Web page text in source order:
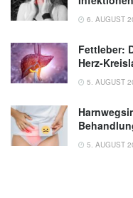
6. AUGUST
Fettleber:
Herz-
5. AUGUST
5. AUGUST